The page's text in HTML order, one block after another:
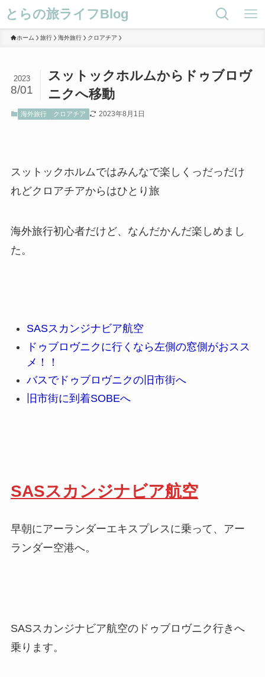
とらの旅ライフBlog
ホーム 旅行 海外旅行 クロアチア
スットックホルムからドゥブロヴ
ニクへ移動
2023
8/01
海外旅行 クロアチア 2023年8月1日
スットックホルムではみんなで楽しくっだっだけ
れどクロアチアからはひとり旅
海外旅行初心者だけど、なんだかんだ楽しめまし
た。
SASスカンジナビア航空
ドゥブロヴニクに行くなら左側の窓側がおスス
メ！！
バスでドゥブロヴニクの旧市街へ
旧市街に到着SOBEへ
SASスカンジナビア航空
早朝にアーランダーエキスプレスに乗って、アー
ランダー空港へ。
SASスカンジナビア航空のドゥブロヴニク行きへ
乗ります。